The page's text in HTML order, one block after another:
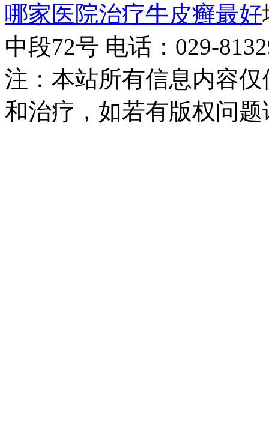
哪家医院治疗牛皮癣最好
中段72号 电话：029-
注：本站所有信息内容
和治疗，如若有版权问